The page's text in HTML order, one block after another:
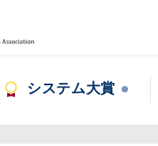
システム大賞